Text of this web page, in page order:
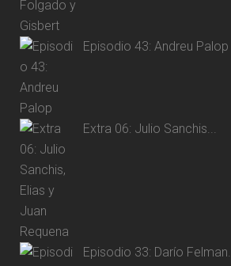
Episodio 43: Andreu Palop
Extra 06: Julio Sanchis...
Episodio 33: Darío Felman...